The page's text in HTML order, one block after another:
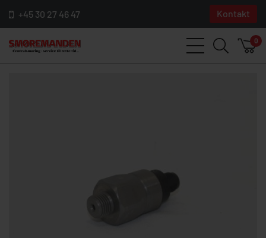
+45 30 27 46 47 Kontakt
0